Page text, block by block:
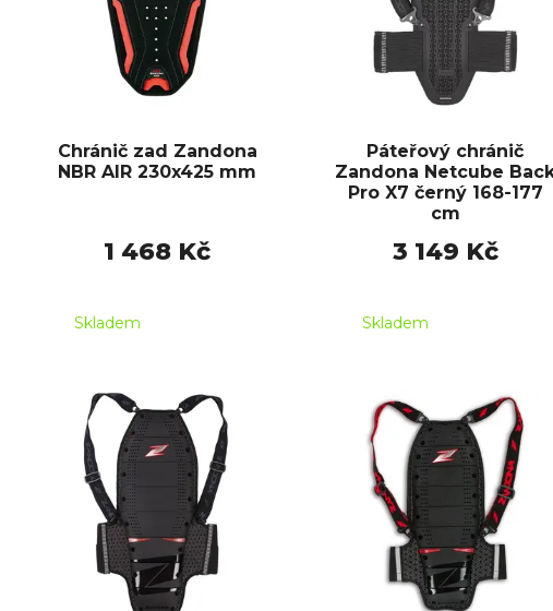
Chránič zad Zandona
NBR AIR 230x425 mm
1 468 Kč
Skladem
Páteřový chránič
Zandona Netcube
Pro X7 černý 168-177
cm
3 149 Kč
Skladem